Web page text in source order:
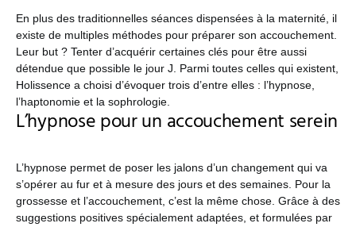
En plus des traditionnelles séances dispensées à la maternité, il
existe de multiples méthodes pour préparer son accouchement.
Leur but ? Tenter d’acquérir certaines clés pour être aussi
détendue que possible le jour J. Parmi toutes celles qui existent,
Holissence a choisi d’évoquer trois d’entre elles : l’hypnose,
l’haptonomie et la sophrologie.
L’hypnose pour un accouchement serein
L’hypnose permet de poser les jalons d’un changement qui va
s’opérer au fur et à mesure des jours et des semaines. Pour la
grossesse et l’accouchement, c’est la même chose. Grâce à des
suggestions positives spécialement adaptées, et formulées par